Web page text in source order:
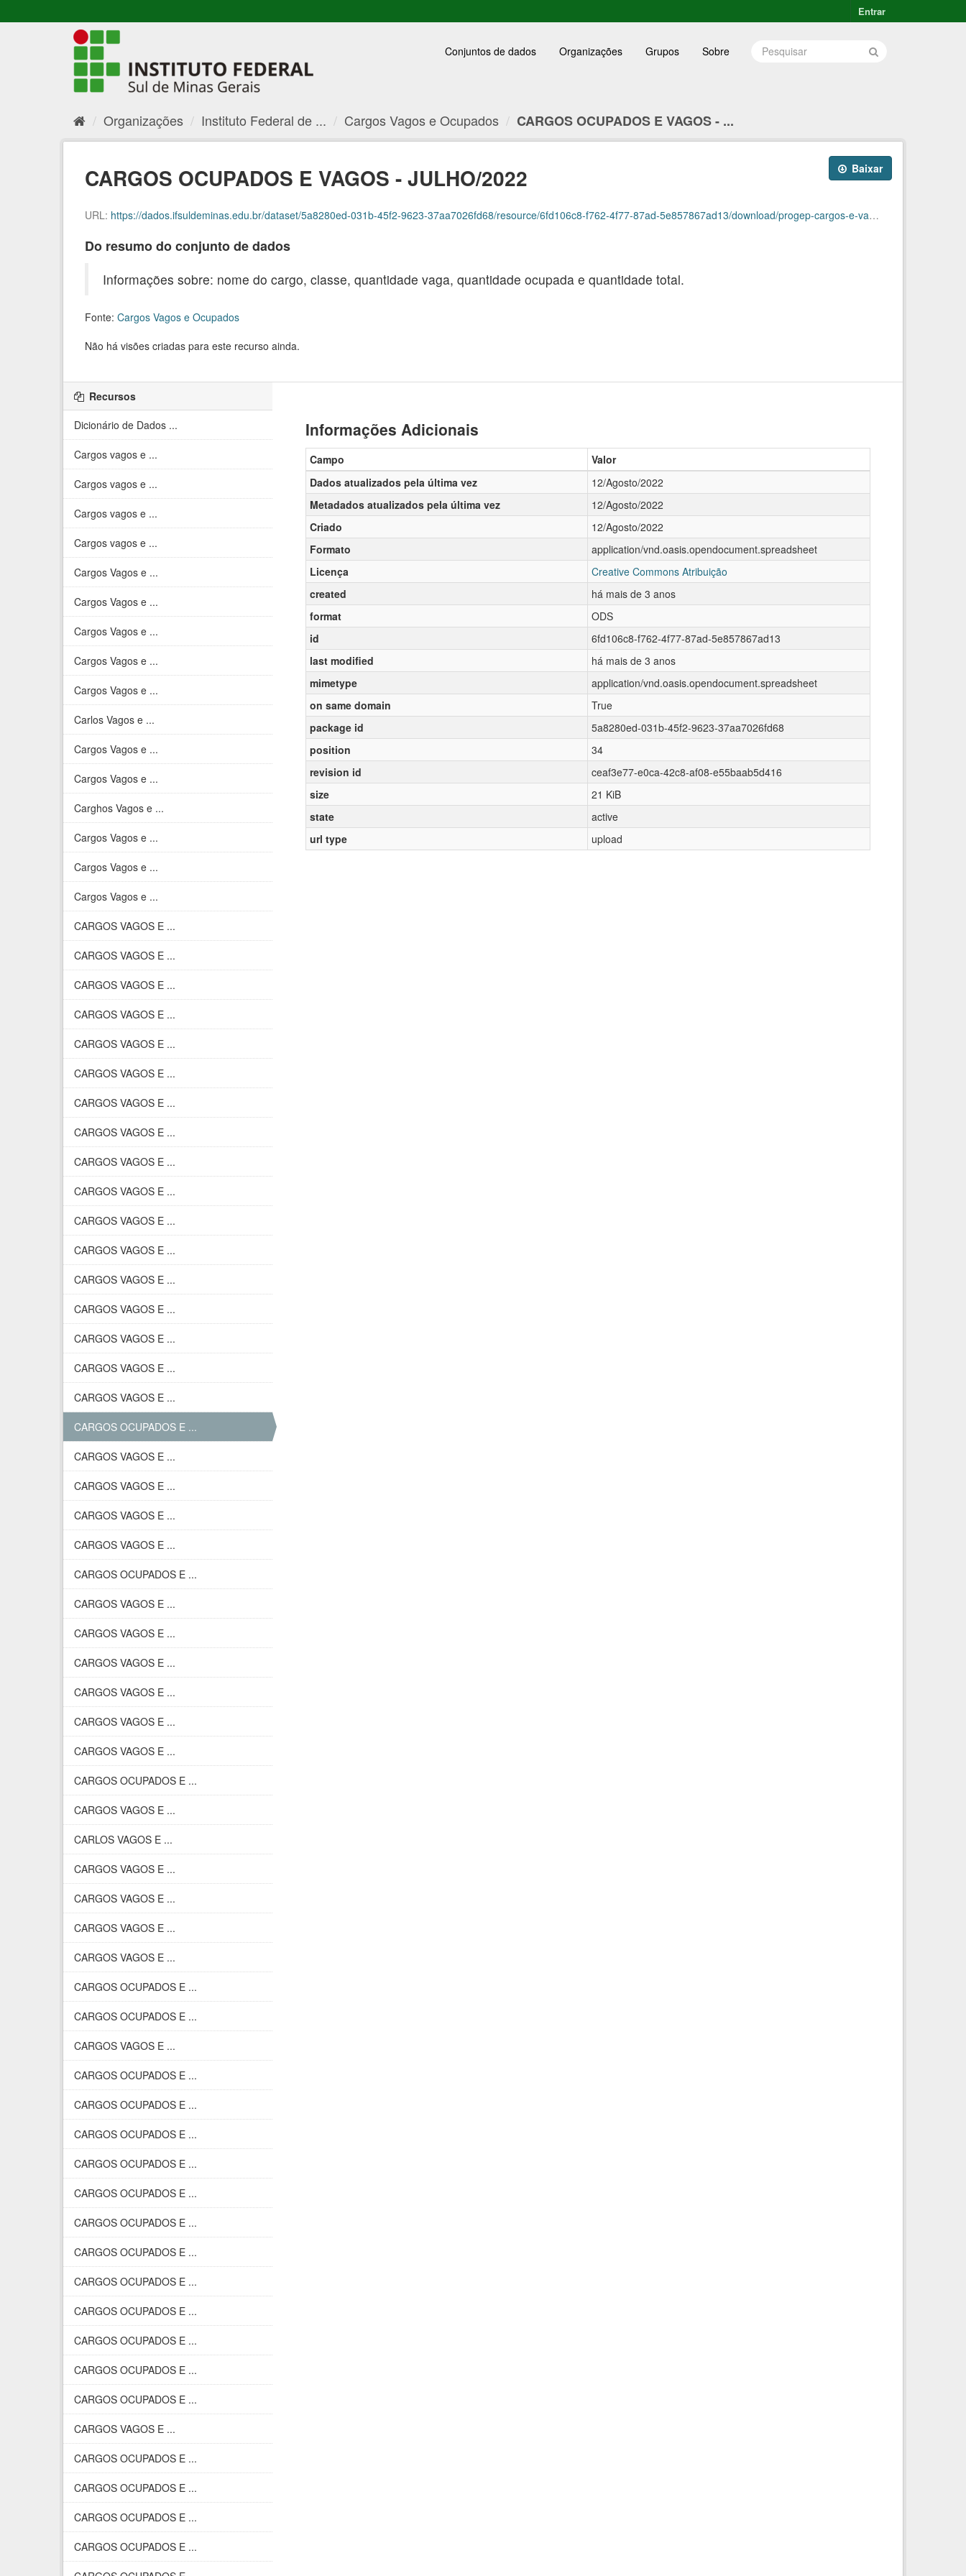
Entrar
Conjuntos de dados Organizações Grupos Sobre
Organizações Instituto Federal de ... Cargos Vagos e Ocupados CARGOS OCUPADOS E VAGOS - ...
Baixar
CARGOS OCUPADOS E VAGOS - JULHO/2022
URL: https://dados.ifsuldeminas.edu.br/dataset/5a8280ed-031b-45f2-9623-37aa7026fd68/resource/6fd106c8-f762-4f77-87ad-5e857867ad13/download/progep-cargos-e-vagas-julho.ods
Do resumo do conjunto de dados
Informações sobre: nome do cargo, classe, quantidade vaga, quantidade ocupada e quantidade total.
Fonte: Cargos Vagos e Ocupados
Não há visões criadas para este recurso ainda.
Recursos
Dicionário de Dados ...
Cargos vagos e ...
Cargos vagos e ...
Cargos vagos e ...
Cargos vagos e ...
Cargos Vagos e ...
Cargos Vagos e ...
Cargos Vagos e ...
Cargos Vagos e ...
Cargos Vagos e ...
Carlos Vagos e ...
Cargos Vagos e ...
Cargos Vagos e ...
Carghos Vagos e ...
Cargos Vagos e ...
Cargos Vagos e ...
Cargos Vagos e ...
CARGOS VAGOS E ...
CARGOS VAGOS E ...
CARGOS VAGOS E ...
CARGOS VAGOS E ...
CARGOS VAGOS E ...
CARGOS VAGOS E ...
CARGOS VAGOS E ...
CARGOS VAGOS E ...
CARGOS VAGOS E ...
CARGOS VAGOS E ...
CARGOS VAGOS E ...
CARGOS VAGOS E ...
CARGOS VAGOS E ...
CARGOS VAGOS E ...
CARGOS VAGOS E ...
CARGOS VAGOS E ...
CARGOS VAGOS E ...
CARGOS OCUPADOS E ...
CARGOS VAGOS E ...
CARGOS VAGOS E ...
CARGOS VAGOS E ...
CARGOS VAGOS E ...
CARGOS OCUPADOS E ...
CARGOS VAGOS E ...
CARGOS VAGOS E ...
CARGOS VAGOS E ...
CARGOS VAGOS E ...
CARGOS VAGOS E ...
CARGOS VAGOS E ...
CARGOS OCUPADOS E ...
CARGOS VAGOS E ...
CARLOS VAGOS E ...
CARGOS VAGOS E ...
CARGOS VAGOS E ...
CARGOS VAGOS E ...
CARGOS VAGOS E ...
CARGOS OCUPADOS E ...
CARGOS OCUPADOS E ...
CARGOS VAGOS E ...
CARGOS OCUPADOS E ...
CARGOS OCUPADOS E ...
CARGOS OCUPADOS E ...
CARGOS OCUPADOS E ...
CARGOS OCUPADOS E ...
CARGOS OCUPADOS E ...
CARGOS OCUPADOS E ...
CARGOS OCUPADOS E ...
CARGOS OCUPADOS E ...
CARGOS OCUPADOS E ...
CARGOS OCUPADOS E ...
CARGOS OCUPADOS E ...
CARGOS VAGOS E ...
CARGOS OCUPADOS E ...
CARGOS OCUPADOS E ...
CARGOS OCUPADOS E ...
CARGOS OCUPADOS E ...
Informações Adicionais
Campo
Valor
Dados atualizados pela última vez
12/Agosto/2022
Metadados atualizados pela última vez
12/Agosto/2022
Criado
12/Agosto/2022
Formato
application/vnd.oasis.opendocument.spreadsheet
Licença
Creative Commons Atribuição
created
há mais de 3 anos
format
ODS
id
6fd106c8-f762-4f77-87ad-5e857867ad13
last modified
há mais de 3 anos
mimetype
application/vnd.oasis.opendocument.spreadsheet
on same domain
True
package id
5a8280ed-031b-45f2-9623-37aa7026fd68
position
34
revision id
ceaf3e77-e0ca-42c8-af08-e55baab5d416
size
21 KiB
state
active
url type
upload